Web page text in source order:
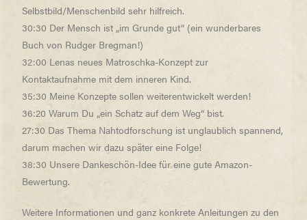
Selbstbild/Menschenbild sehr hilfreich.
30:30 Der Mensch ist „im Grunde gut“ (ein wunderbares
Buch von Rudger Bregman!)
32:00 Lenas neues Matroschka-Konzept zur
Kontaktaufnahme mit dem inneren Kind.
35:30 Meine Konzepte sollen weiterentwickelt werden!
36:20 Warum Du „ein Schatz auf dem Weg“ bist.
27:30 Das Thema Nahtodforschung ist unglaublich spannend,
darum machen wir dazu später eine Folge!
38:30 Unsere Dankeschön-Idee für eine gute Amazon-
Bewertung.
Weitere Informationen und ganz konkrete Anleitungen zu den